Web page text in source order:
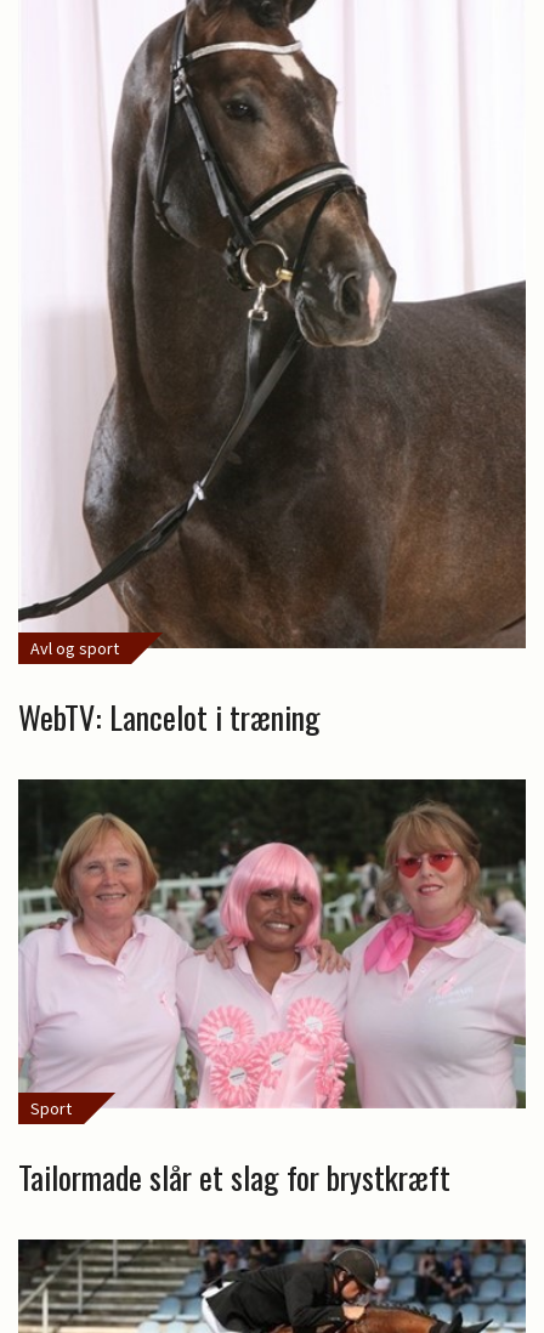
Avl og sport
WebTV: Lancelot i træning
Sport
Tailormade slår et slag for brystkræft